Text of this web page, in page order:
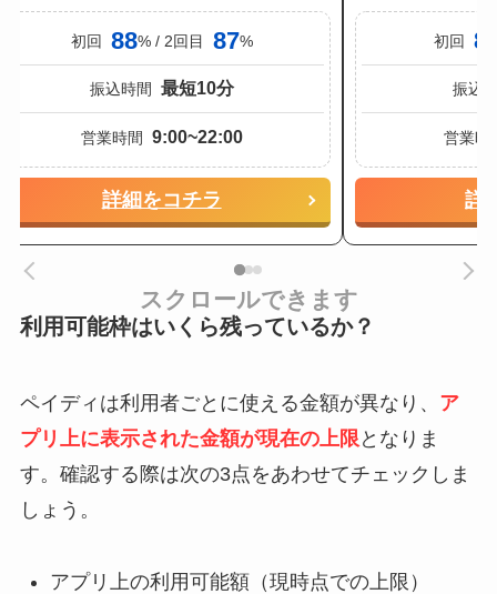
初回 88% / 2回目 87%
振込時間 最短10分
営業時間 9:00~22:00
詳細をコチラ
初回
振込
営業時
詳
スクロールできます
利用可能枠はいくら残っているか？
ペイディは利用者ごとに使える金額が異なり、 ア
プリ上に表示された金額が現在の上限となりま
す。確認する際は次の3点をあわせてチェックしま
しょう。
アプリ上の利用可能額（現時点での上限）